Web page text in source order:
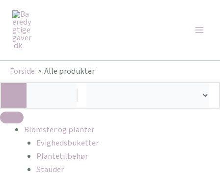
indholdet
Forside Alle produkter
Blomster og planter
Evighedsbuketter
Plantetilbehør
Stauder